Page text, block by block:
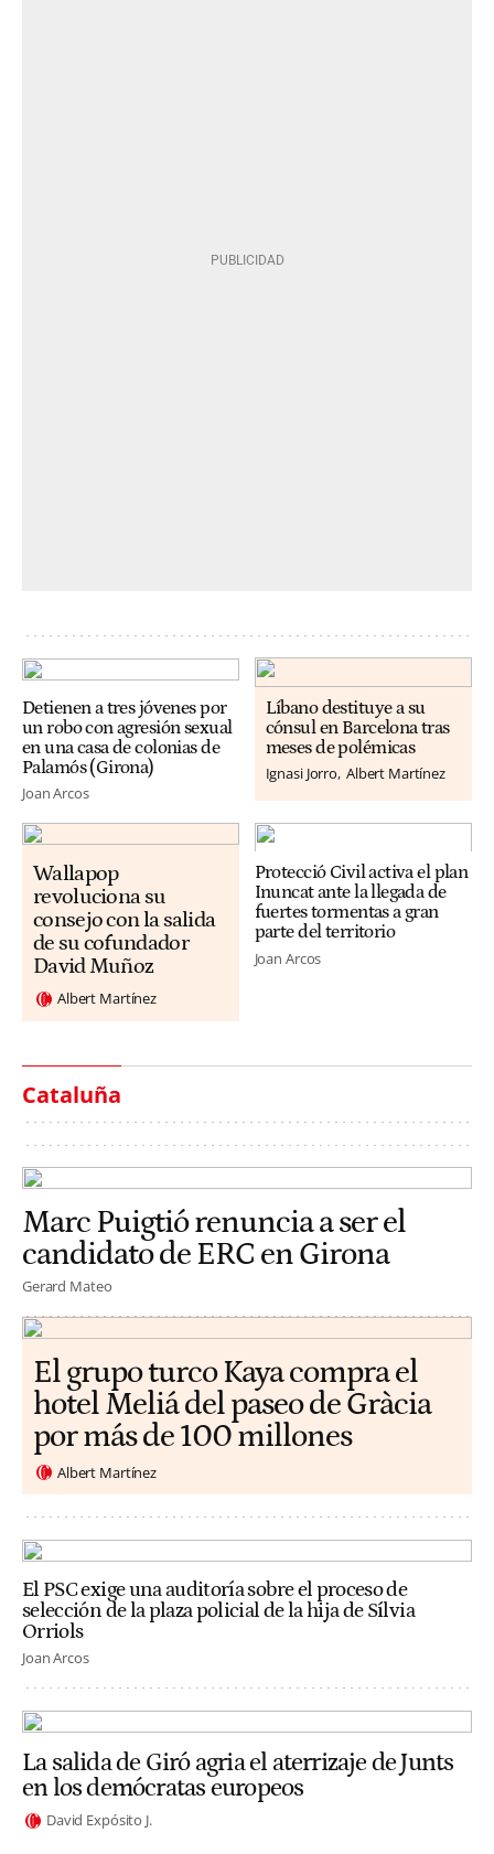
Detienen a tres jóvenes por
un robo con agresión sexual
en una casa de colonias de
Palamós (Girona)
Joan Arcos
Líbano destituye a su
cónsul en Barcelona tras
meses de polémicas
Ignasi Jorro Albert Martínez
Wallapop
revoluciona su
consejo con la salida
de su cofundador
David Muñoz
Albert Martínez
Protecció Civil activa el plan
Inuncat ante la llegada de
fuertes tormentas a gran
parte del territorio
Joan Arcos
Cataluña
Marc Puigtió renuncia a ser el
candidato de ERC en Girona
Gerard Mateo
El grupo turco Kaya compra el
hotel Meliá del paseo de Gràcia
por más de 100 millones
Albert Martínez
El PSC exige una auditoría sobre el proceso de
selección de la plaza policial de la hija de Sílvia
Orriols
Joan Arcos
La salida de Giró agria el aterrizaje de Junts
en los demócratas europeos
David Expósito J.